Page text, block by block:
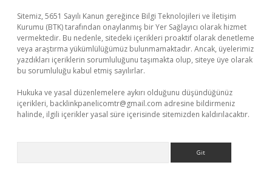
Sitemiz, 5651 Sayılı Kanun gereğince Bilgi Teknolojileri ve İletişim
Kurumu (BTK) tarafından onaylanmış bir Yer Sağlayıcı olarak hizmet
vermektedir. Bu nedenle, sitedeki içerikleri proaktif olarak denetleme
veya araştırma yükümlülüğümüz bulunmamaktadır. Ancak, üyelerimiz
yazdıkları içeriklerin sorumluluğunu taşımakta olup, siteye üye olarak
bu sorumluluğu kabul etmiş sayılırlar.
Hukuka ve yasal düzenlemelere aykırı olduğunu düşündüğünüz
içerikleri, backlinkpanelicomtr@gmail.com adresine bildirmeniz
halinde, ilgili içerikler yasal süre içerisinde sitemizden kaldırılacaktır.